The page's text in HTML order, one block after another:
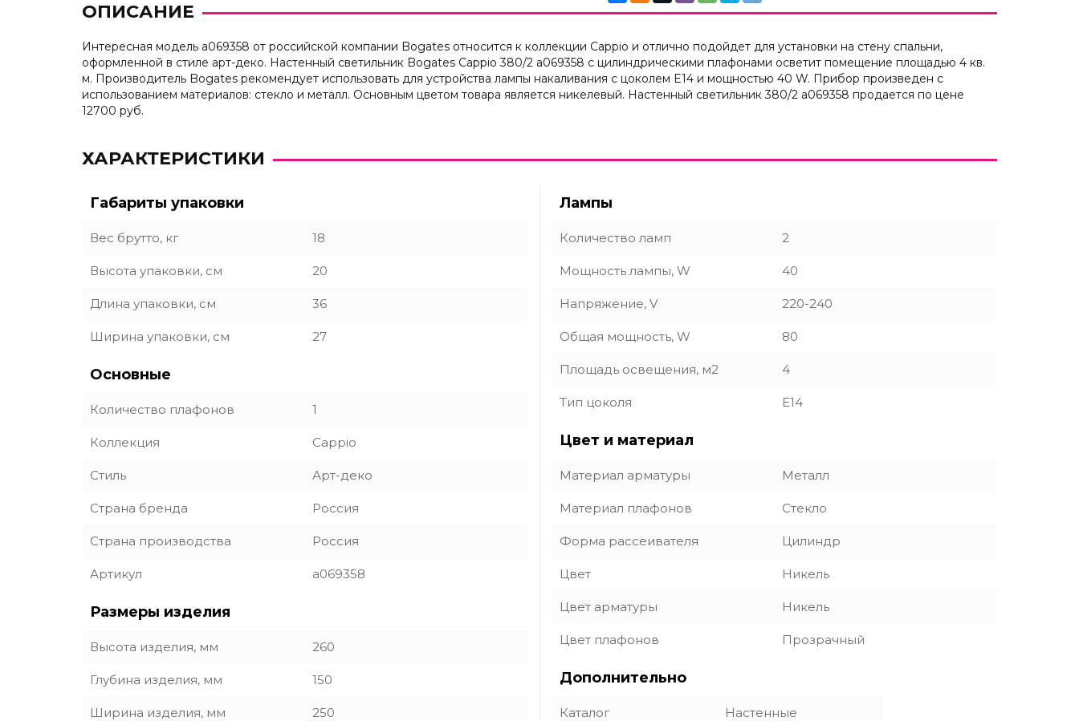
ОПИСАНИЕ
Интересная модель a069358 от российской компании Bogates относится к коллекции Cappio и отлично подойдет для установки на стену спальни,
оформленной в стиле арт-деко. Настенный светильник Bogates Cappio 380/2 a069358 с цилиндрическими плафонами осветит помещение площадью 4 кв.
м. Производитель Bogates рекомендует использовать для устройства лампы накаливания с цоколем E14 и мощностью 40 W. Прибор произведен с
использованием материалов: стекло и металл. Основным цветом товара является никелевый. Настенный светильник 380/2 a069358 продается по цене
12700 руб.
ХАРАКТЕРИСТИКИ
Габариты упаковки
Вес брутто, кг 18
Высота упаковки, см 20
Длина упаковки, см 36
Ширина упаковки, см 27
Основные
Количество плафонов 1
Коллекция Cappio
Стиль Арт-деко
Страна бренда Россия
Страна производства Россия
Артикул a069358
Размеры изделия
Высота изделия, мм 260
Глубина изделия, мм 150
Ширина изделия, мм 250
Лампы
Количество ламп 2
Мощность лампы, W 40
Напряжение, V 220-240
Общая мощность, W 80
Площадь освещения, м2 4
Тип цоколя E14
Цвет и материал
Материал арматуры Металл
Материал плафонов Стекло
Форма рассеивателя Цилиндр
Цвет Никель
Цвет арматуры Никель
Цвет плафонов Прозрачный
Дополнительно
Каталог Настенные